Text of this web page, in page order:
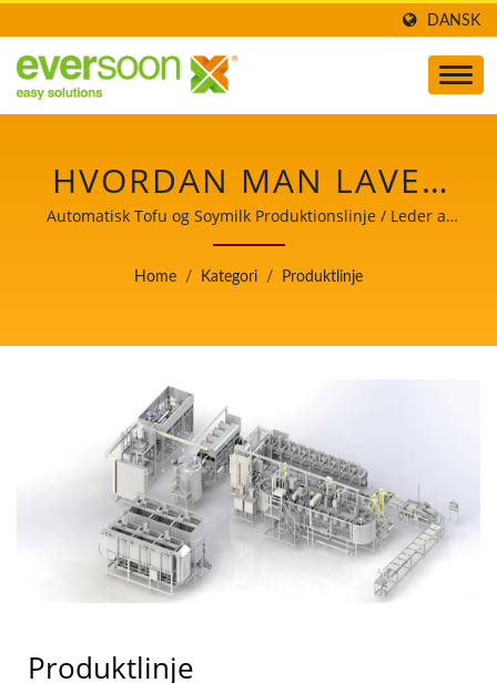
DANSK
HVORDAN MAN LAVER
TOFU, PRODUKTION AF
TOFU, TOFU
FREMSTILLINGSPROCES,
TOFU FREMSTILLING,
TOFU
FREMSTILLINGSPROCES,
TOFU PROCES, TOFU
BEHANDLINGSMETODE,
BEHANDLINGSPROCES,
Automatisk Tofu og Soymilk Produktionslinje / Leder af
den automatiske tofu- og
sojamælkefremstillingsmaskine med højeste prioritet i
Home / Kategori / Produktlinje
Produktlinje